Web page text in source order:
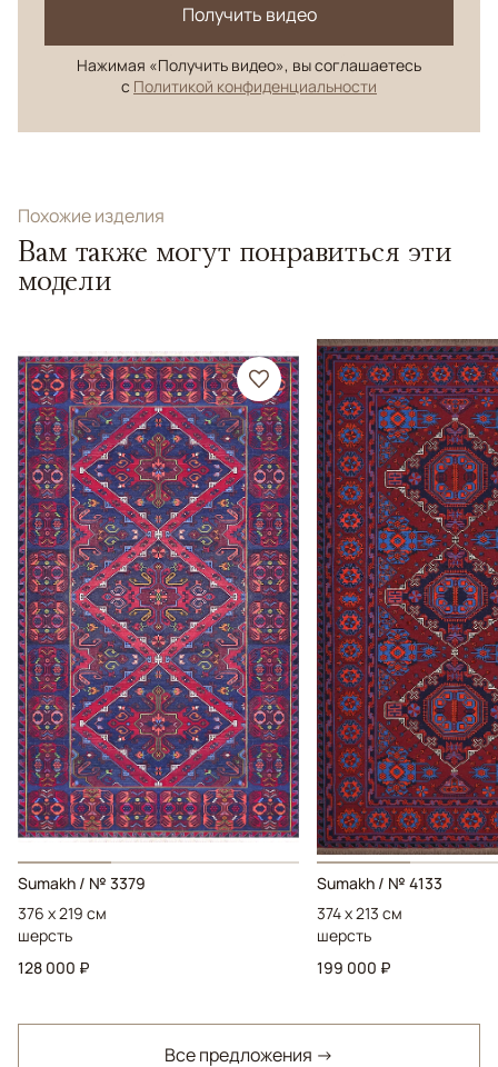
Получить видео
Нажимая «Получить видео», вы соглашаетесь
с Политикой конфиденциальности
Похожие изделия
Вам также могут понравиться эти
модели
Sumakh / № 3379
376 x 219 см
шерсть
128 000 ₽
Sumakh / № 4133
374 x 213 см
шерсть
199 000 ₽
Все предложения →